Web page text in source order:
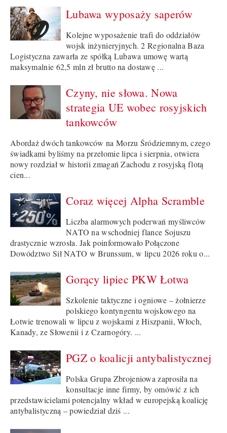
Lubawa wyposaży saperów
Kolejne wyposażenie trafi do oddziałów
wojsk inżynieryjnych. 2 Regionalna Baza
Logistyczna zawarła ze spółką Lubawa umowę wartą
maksymalnie 62,5 mln zł brutto na dostawę ...
Czyny, nie słowa. Nowa
strategia UE wobec rosyjskich
tankowców
Abordaż dwóch tankowców na Morzu Śródziemnym, czego
świadkami byliśmy na przełomie lipca i sierpnia, otwiera
nowy rozdział w historii zmagań Zachodu z rosyjską flotą
cien...
Coraz więcej Alpha Scramble
Liczba alarmowych poderwań myśliwców
NATO na wschodniej flance Sojuszu
drastycznie wzrosła. Jak poinformowało Połączone
Dowództwo Sił NATO w Brunssum, w lipcu 2026 roku o...
Gorący lipiec PKW Łotwa
Szkolenie taktyczne i ogniowe – żołnierze
polskiego kontyngentu wojskowego na
Łotwie trenowali w lipcu z wojskami z Hiszpanii, Włoch,
Kanady, ze Słowenii i z Czarnogóry. ...
PGZ o koalicji antybalistycznej
Polska Grupa Zbrojeniowa zaprosiła na
konsultacje inne firmy, by omówić z ich
przedstawicielami potencjalny wkład w europejską koalicję
antybalistyczną – powiedział dziś ...